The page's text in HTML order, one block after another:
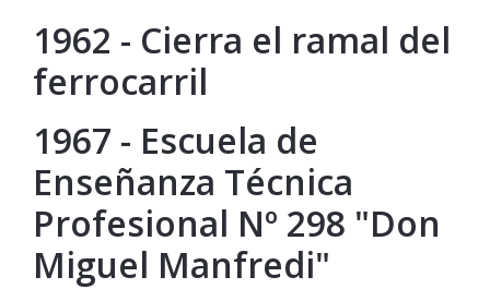
1962 - Cierra el ramal del
ferrocarril
1967 - Escuela de
Enseñanza Técnica
Profesional Nº 298 "Don
Miguel Manfredi"